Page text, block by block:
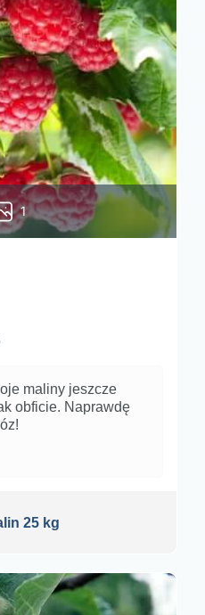
1
maliny jeszcze
obficie. Naprawdę
25 kg